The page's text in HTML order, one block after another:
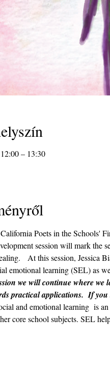
– 13:30
Poets in the Schools'
session will mark the
At this session, Jessica
emotional learning (SEL) as
we will continue where
practical applications.  If
and emotional learning  is
core school subjects. SEL